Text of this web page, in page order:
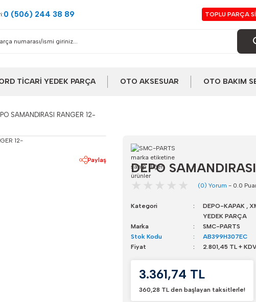
0 (506) 244 38 89 TOPLU PARÇA
TİCARİ YEDEK PARÇA OTO AKSESUAR OTO BAKIM
SAMANDIRASI RANGER 12-
Paylaş
DEPO
(0) Yorum - 0.0
Kategori DEPO-KAPAK ,
YEDEK PARÇA
Marka
SMC-PARTS
Stok Kodu
AB399H307EC
Fiyat
2.801,45 TL + KDV
3.361,74 TL
360,28 TL den başlayan taksitlerle!